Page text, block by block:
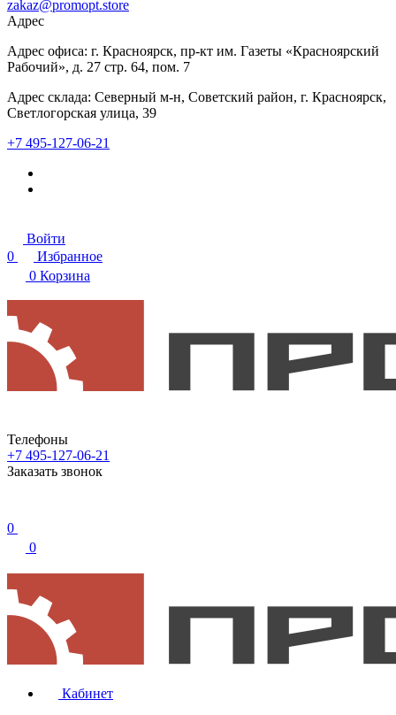
zakaz@promopt.store
Адрес
Адрес офиса: г. Красноярск, пр-кт им. Газеты «Красноярский
Рабочий», д. 27 стр. 64, пом. 7
Адрес склада: Северный м-н, Советский район, г. Красноярск,
Светлогорская улица, 39
+7 495-127-06-21
Войти
0
Избранное
0 Корзина
Телефоны
+7 495-127-06-21
Заказать звонок
0
0
Кабинет